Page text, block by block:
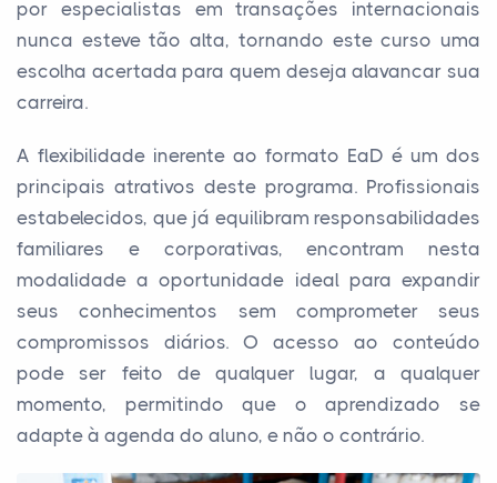
por especialistas em transações internacionais
nunca esteve tão alta, tornando este curso uma
escolha acertada para quem deseja alavancar sua
carreira.
A flexibilidade inerente ao formato EaD é um dos
principais atrativos deste programa. Profissionais
estabelecidos, que já equilibram responsabilidades
familiares e corporativas, encontram nesta
modalidade a oportunidade ideal para expandir
seus conhecimentos sem comprometer seus
compromissos diários. O acesso ao conteúdo
pode ser feito de qualquer lugar, a qualquer
momento, permitindo que o aprendizado se
adapte à agenda do aluno, e não o contrário.